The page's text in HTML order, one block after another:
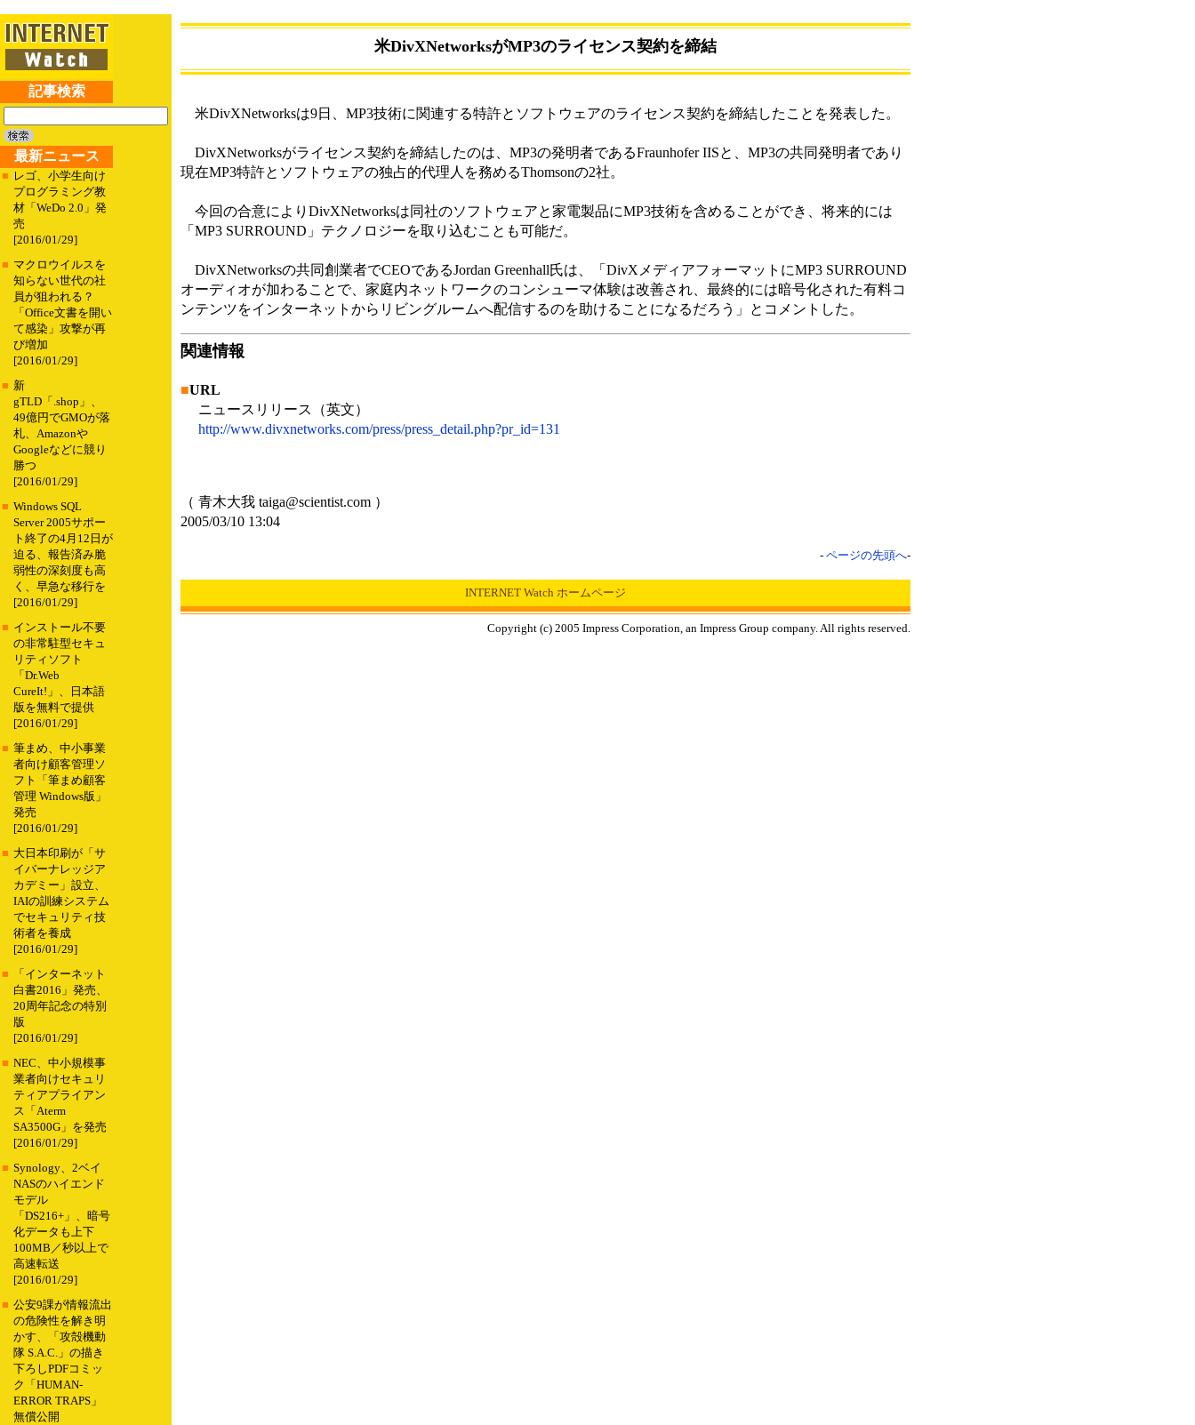
記事検索
最新ニュース
■ レゴ、小学生向け
プログラミング教
材「WeDo 2.0」発
売
[2016/01/29]
■ マクロウイルスを
知らない世代の社
員が狙われる？
「Office文書を開い
て感染」攻撃が再
び増加
[2016/01/29]
■ 新
gTLD「.shop」、
49億円でGMOが落
札、Amazonや
Googleなどに競り
勝つ
[2016/01/29]
■ Windows SQL
Server 2005サポー
ト終了の4月12日が
迫る、報告済み脆
弱性の深刻度も高
く、早急な移行を
[2016/01/29]
■ インストール不要
の非常駐型セキュ
リティソフト
「Dr.Web
CureIt!」、日本語
版を無料で提供
[2016/01/29]
■ 筆まめ、中小事業
者向け顧客管理ソ
フト「筆まめ顧客
管理 Windows版」
発売
[2016/01/29]
■ 大日本印刷が「サ
イバーナレッジア
カデミー」設立、
IAIの訓練システム
でセキュリティ技
術者を養成
[2016/01/29]
■
「インターネット
白書2016」発売、
20周年記念の特別
版
[2016/01/29]
■ NEC、中小規模事
業者向けセキュリ
ティアプライアン
ス「Aterm
SA3500G」を発売
[2016/01/29]
■ Synology、2ベイ
NASのハイエンド
モデル
「DS216+」、暗号
化データも上下
100MB／秒以上で
高速転送
[2016/01/29]
■ 公安9課が情報流出
の危険性を解き明
かす、「攻殻機動
隊 S.A.C.」の描き
下ろしPDFコミッ
ク「HUMAN-
ERROR TRAPS」
無償公開
米DivXNetworksがMP3のライセンス契約を締結
米DivXNetworksは9日、MP3技術に関連する特許とソフトウェアのライセンス契約を締結したことを発表した。
DivXNetworksがライセンス契約を締結したのは、MP3の発明者であるFraunhofer IISと、MP3の共同発明者であり
現在MP3特許とソフトウェアの独占的代理人を務めるThomsonの2社。
今回の合意によりDivXNetworksは同社のソフトウェアと家電製品にMP3技術を含めることができ、将来的には
「MP3 SURROUND」テクノロジーを取り込むことも可能だ。
DivXNetworksの共同創業者でCEOであるJordan Greenhall氏は、「DivXメディアフォーマットにMP3 SURROUND
オーディオが加わることで、家庭内ネットワークのコンシューマ体験は改善され、最終的には暗号化された有料コ
ンテンツをインターネットからリビングルームへ配信するのを助けることになるだろう」とコメントした。
関連情報
■URL
ニュースリリース（英文）
http://www.divxnetworks.com/press/press_detail.php?pr_id=131
（ 青木大我 taiga@scientist.com ）
2005/03/10 13:04
- ページの先頭へ-
INTERNET Watch ホームページ
Copyright (c) 2005 Impress Corporation, an Impress Group company. All rights reserved.